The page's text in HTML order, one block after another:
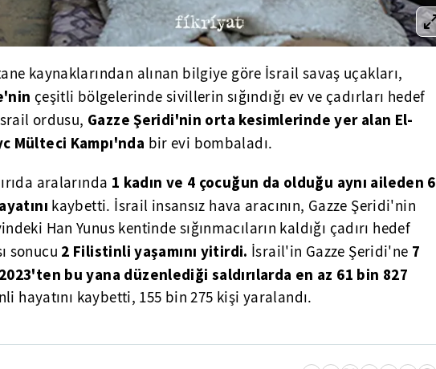
kaynaklarından alınan bilgiye göre İsrail savaş uçakları,
çeşitli bölgelerinde sivillerin sığındığı ev ve çadırları hedef
ordusu, Gazze Şeridi'nin orta kesimlerinde yer alan El-
Mülteci Kampı'nda bir evi bombaladı.
aralarında 1 kadın ve 4 çocuğun da olduğu aynı aileden 6
kaybetti. İsrail insansız hava aracının, Gazze Şeridi'nin
Han Yunus kentinde sığınmacıların kaldığı çadırı hedef
sonucu 2 Filistinli yaşamını yitirdi. İsrail'in Gazze Şeridi'ne 7
bu yana düzenlediği saldırılarda en az 61 bin 827
hayatını kaybetti, 155 bin 275 kişi yaralandı.